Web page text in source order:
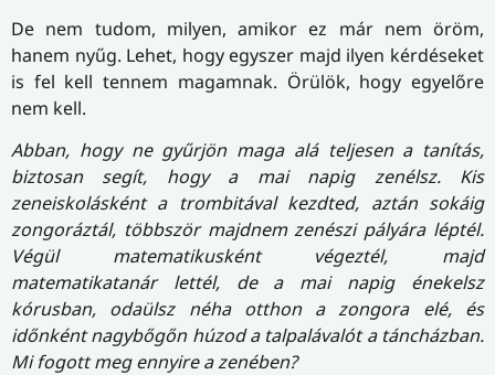
De nem tudom, milyen, amikor ez már nem öröm,
hanem nyűg. Lehet, hogy egyszer majd ilyen kérdéseket
is fel kell tennem magamnak. Örülök, hogy egyelőre
nem kell.
Abban, hogy ne gyűrjön maga alá teljesen a tanítás,
biztosan segít, hogy a mai napig zenélsz. Kis
zeneiskolásként a trombitával kezdted, aztán sokáig
zongoráztál, többször majdnem zenészi pályára léptél.
Végül matematikusként végeztél, majd
matematikatanár lettél, de a mai napig énekelsz
kórusban, odaülsz néha otthon a zongora elé, és
időnként nagybőgőn húzod a talpalávalót a táncházban.
Mi fogott meg ennyire a zenében?